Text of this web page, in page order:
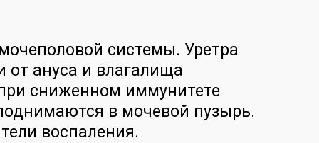
системы. Уретра
от ануса и влагалища
сниженном иммунитете
в мочевой пузырь.
воспаления.